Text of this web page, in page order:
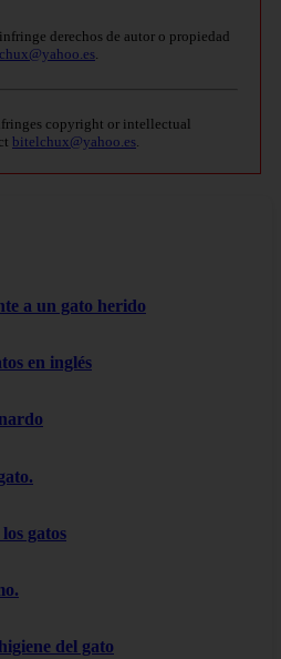
derechos de autor o propiedad
.
copyright or intellectual
bitelchux@yahoo.es.
a un gato herido
en inglés
gatos
del gato